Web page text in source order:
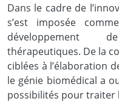
Dans le cadre de
s’est imposée
développement
thérapeutiques. De la
ciblées à l’élaboration
le génie biomédical a
possibilités pour traiter